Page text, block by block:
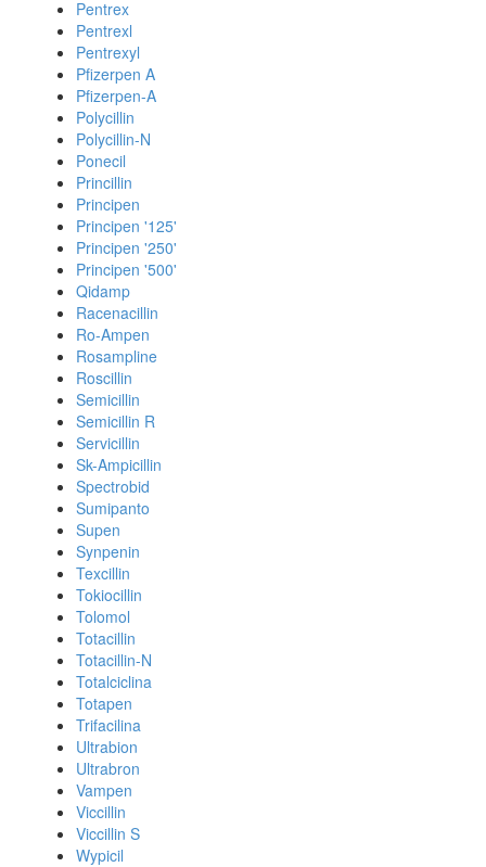
Pentrex
Pentrexl
Pentrexyl
Pfizerpen A
Pfizerpen-A
Polycillin
Polycillin-N
Ponecil
Princillin
Principen
Principen '125'
Principen '250'
Principen '500'
Qidamp
Racenacillin
Ro-Ampen
Rosampline
Roscillin
Semicillin
Semicillin R
Servicillin
Sk-Ampicillin
Spectrobid
Sumipanto
Supen
Synpenin
Texcillin
Tokiocillin
Tolomol
Totacillin
Totacillin-N
Totalciclina
Totapen
Trifacilina
Ultrabion
Ultrabron
Vampen
Viccillin
Viccillin S
Wypicil